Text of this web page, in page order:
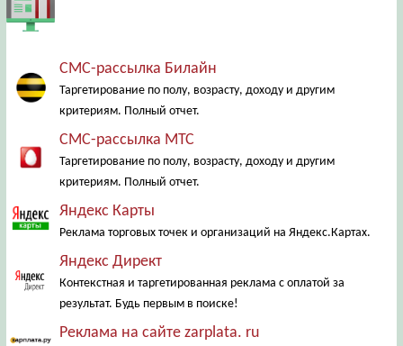
СМС-рассылка Билайн
Таргетирование по полу, возрасту, доходу и другим
критериям. Полный отчет.
СМС-рассылка МТС
Таргетирование по полу, возрасту, доходу и другим
критериям. Полный отчет.
Яндекс Карты
Реклама торговых точек и организаций на Яндекс.Картах.
Яндекс Директ
Контекстная и таргетированная реклама с оплатой за
результат. Будь первым в поиске!
Реклама на сайте zarplata. ru